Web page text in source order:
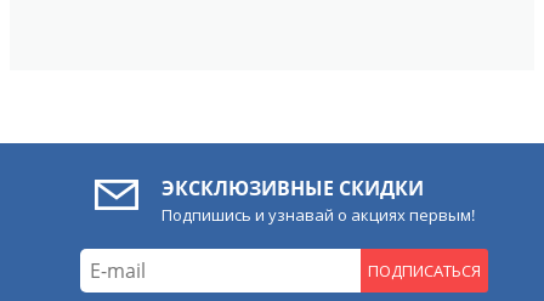
ЭКСКЛЮЗИВНЫЕ СКИДКИ
Подпишись и узнавай о акциях первым!
ПОДПИСАТЬСЯ